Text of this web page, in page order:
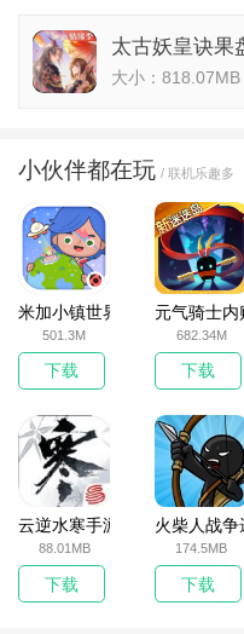
太古妖皇诀果
大小：818.07MB
小伙伴都在玩 / 联机乐趣多
米加小镇世界2025官方版
501.3M
下载
元气骑士
682.34M
下载
云逆水寒手游
88.01MB
下载
火柴人战
174.5MB
下载